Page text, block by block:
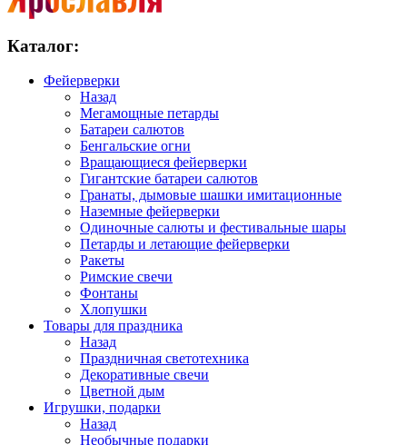
Каталог:
Фейерверки
Назад
Мегамощные петарды
Батареи салютов
Бенгальские огни
Вращающиеся фейерверки
Гигантские батареи салютов
Гранаты, дымовые шашки имитационные
Наземные фейерверки
Одиночные салюты и фестивальные шары
Петарды и летающие фейерверки
Ракеты
Римские свечи
Фонтаны
Хлопушки
Товары для праздника
Назад
Праздничная светотехника
Декоративные свечи
Цветной дым
Игрушки, подарки
Назад
Необычные подарки